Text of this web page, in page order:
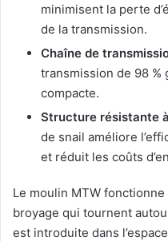
minimisent la perte
de la transmission.
Chaîne de
transmission de 98 %
compacte.
Structure résistante à
de snail améliore
et réduit les coûts
Le moulin MTW
broyage qui tournent
est introduite dans